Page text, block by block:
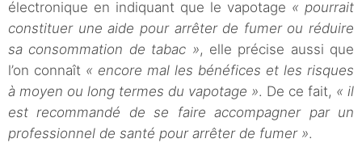
électronique en indiquant que le vapotage « pourrait
constituer une aide pour arrêter de fumer ou réduire
sa consommation de tabac », elle précise aussi que
l’on connaît « encore mal les bénéfices et les risques
à moyen ou long termes du vapotage ». De ce fait, « il
est recommandé de se faire accompagner par un
professionnel de santé pour arrêter de fumer ».